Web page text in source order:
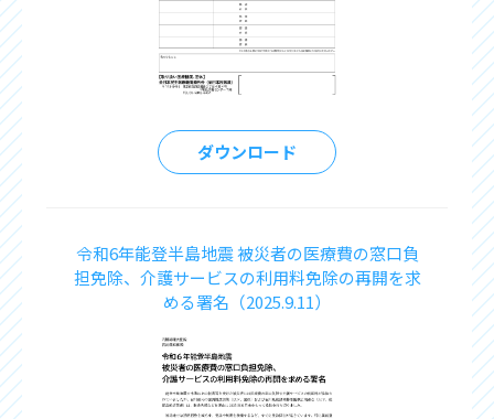
ダウンロード
令和6年能登半島地震 被災者の医療費の窓口負
担免除、介護サービスの利用料免除の再開を求
める署名（2025.9.11）